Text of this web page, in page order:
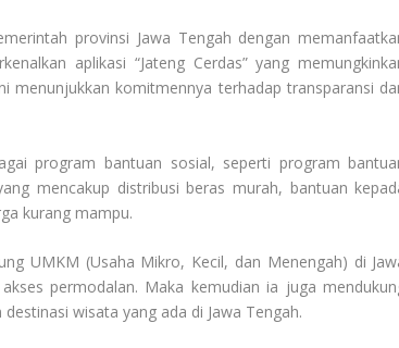
provinsi Jawa Tengah dengan
aplikasi “Jateng Cerdas” yang
menunjukkan komitmennya terhadap transparansi
program bantuan sosial, seperti program
mencakup distribusi beras murah, bantuan
kurang mampu.
UMKM (Usaha Mikro, Kecil, dan Menengah) di
permodalan. Maka kemudian ia juga
wisata yang ada di Jawa Tengah.